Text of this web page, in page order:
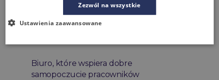
Zachęcamy do lektury
Biuro, które wspiera dobre
samopoczucie pracowników
Zezwól na wszystkie
Ustawienia zaawansowane